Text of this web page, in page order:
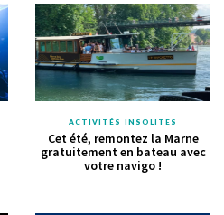
ACTIVITÉS INSOLITES
Cet été, remontez la Marne
gratuitement en bateau avec
votre navigo !